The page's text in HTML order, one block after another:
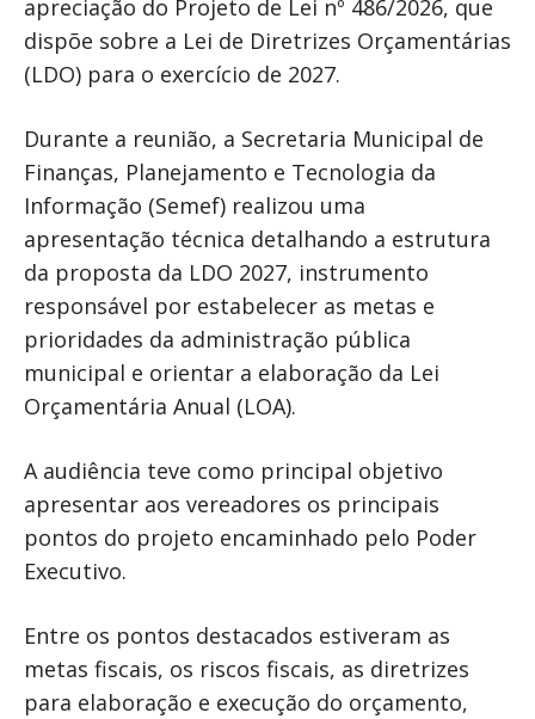
apreciação do Projeto de Lei nº 486/2026, que
dispõe sobre a Lei de Diretrizes Orçamentárias
(LDO) para o exercício de 2027.
Durante a reunião, a Secretaria Municipal de
Finanças, Planejamento e Tecnologia da
Informação (Semef) realizou uma
apresentação técnica detalhando a estrutura
da proposta da LDO 2027, instrumento
responsável por estabelecer as metas e
prioridades da administração pública
municipal e orientar a elaboração da Lei
Orçamentária Anual (LOA).
A audiência teve como principal objetivo
apresentar aos vereadores os principais
pontos do projeto encaminhado pelo Poder
Executivo.
Entre os pontos destacados estiveram as
metas fiscais, os riscos fiscais, as diretrizes
para elaboração e execução do orçamento,